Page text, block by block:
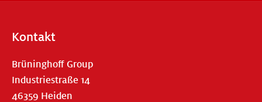
Kontakt
Brüninghoff Group
Industriestraße 14
46359 Heiden